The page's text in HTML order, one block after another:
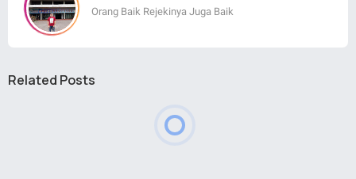
Orang Baik Rejekinya Juga Baik
Related Posts